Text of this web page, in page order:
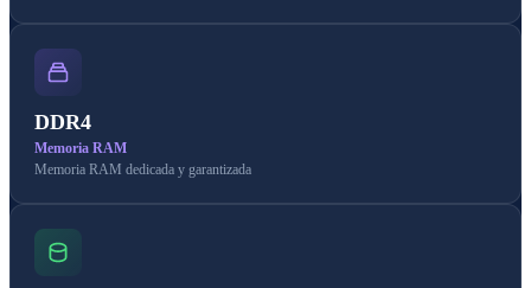
DDR4
Memoria RAM
Memoria RAM dedicada y garantizada